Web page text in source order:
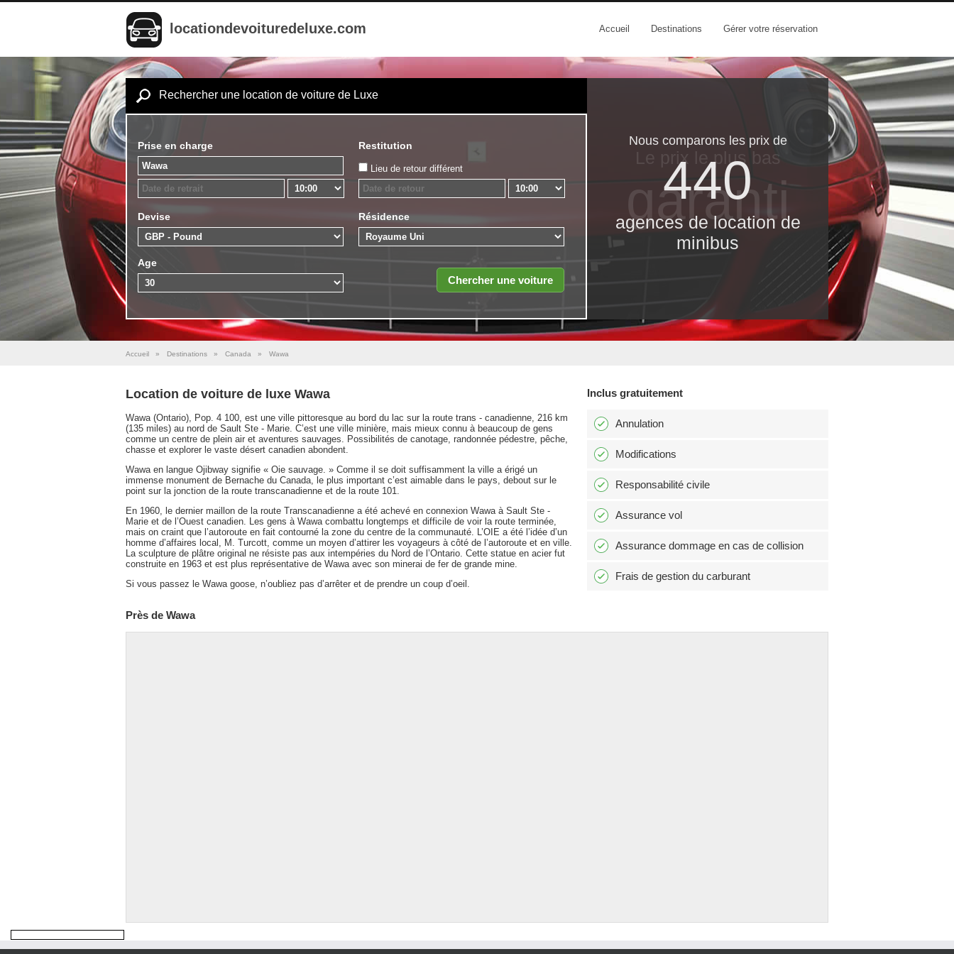
locationdevoituredeluxe.com Accueil Destinations Gérer votre réservation
Rechercher une location de voiture de Luxe
Prise en charge Restitution
Lieu de retour différent
Devise Résidence
Age
Nous comparons les prix de
440
agences de location de
minibus
Le prix le​ plus bas
garanti
Accueil » Destinations » Canada » Wawa
Location de voiture de luxe Wawa
Wawa (Ontario), Pop. 4 100, est une ville pittoresque au bord du lac sur la route trans - canadienne, 216 km
(135 miles) au nord de Sault Ste - Marie. C’est une ville minière, mais mieux connu à beaucoup de gens
comme un centre de plein air et aventures sauvages. Possibilités de canotage, randonnée pédestre, pêche,
chasse et explorer le vaste désert canadien abondent.
Wawa en langue Ojibway signifie « Oie sauvage. » Comme il se doit suffisamment la ville a érigé un
immense monument de Bernache du Canada, le plus important c’est aimable dans le pays, debout sur le
point sur la jonction de la route transcanadienne et de la route 101.
En 1960, le dernier maillon de la route Transcanadienne a été achevé en connexion Wawa à Sault Ste -
Marie et de l’Ouest canadien. Les gens à Wawa combattu longtemps et difficile de voir la route terminée,
mais on craint que l’autoroute en fait contourné la zone du centre de la communauté. L’OIE a été l’idée d’un
homme d’affaires local, M. Turcott, comme un moyen d’attirer les voyageurs à côté de l’autoroute et en ville.
La sculpture de plâtre original ne résiste pas aux intempéries du Nord de l’Ontario. Cette statue en acier fut
construite en 1963 et est plus représentative de Wawa avec son minerai de fer de grande mine.
Si vous passez le Wawa goose, n’oubliez pas d’arrêter et de prendre un coup d’oeil.
Inclus gratuitement
Annulation
Modifications
Responsabilité civile
Assurance vol
Assurance dommage en cas de collision
Frais de gestion du carburant
Près de Wawa